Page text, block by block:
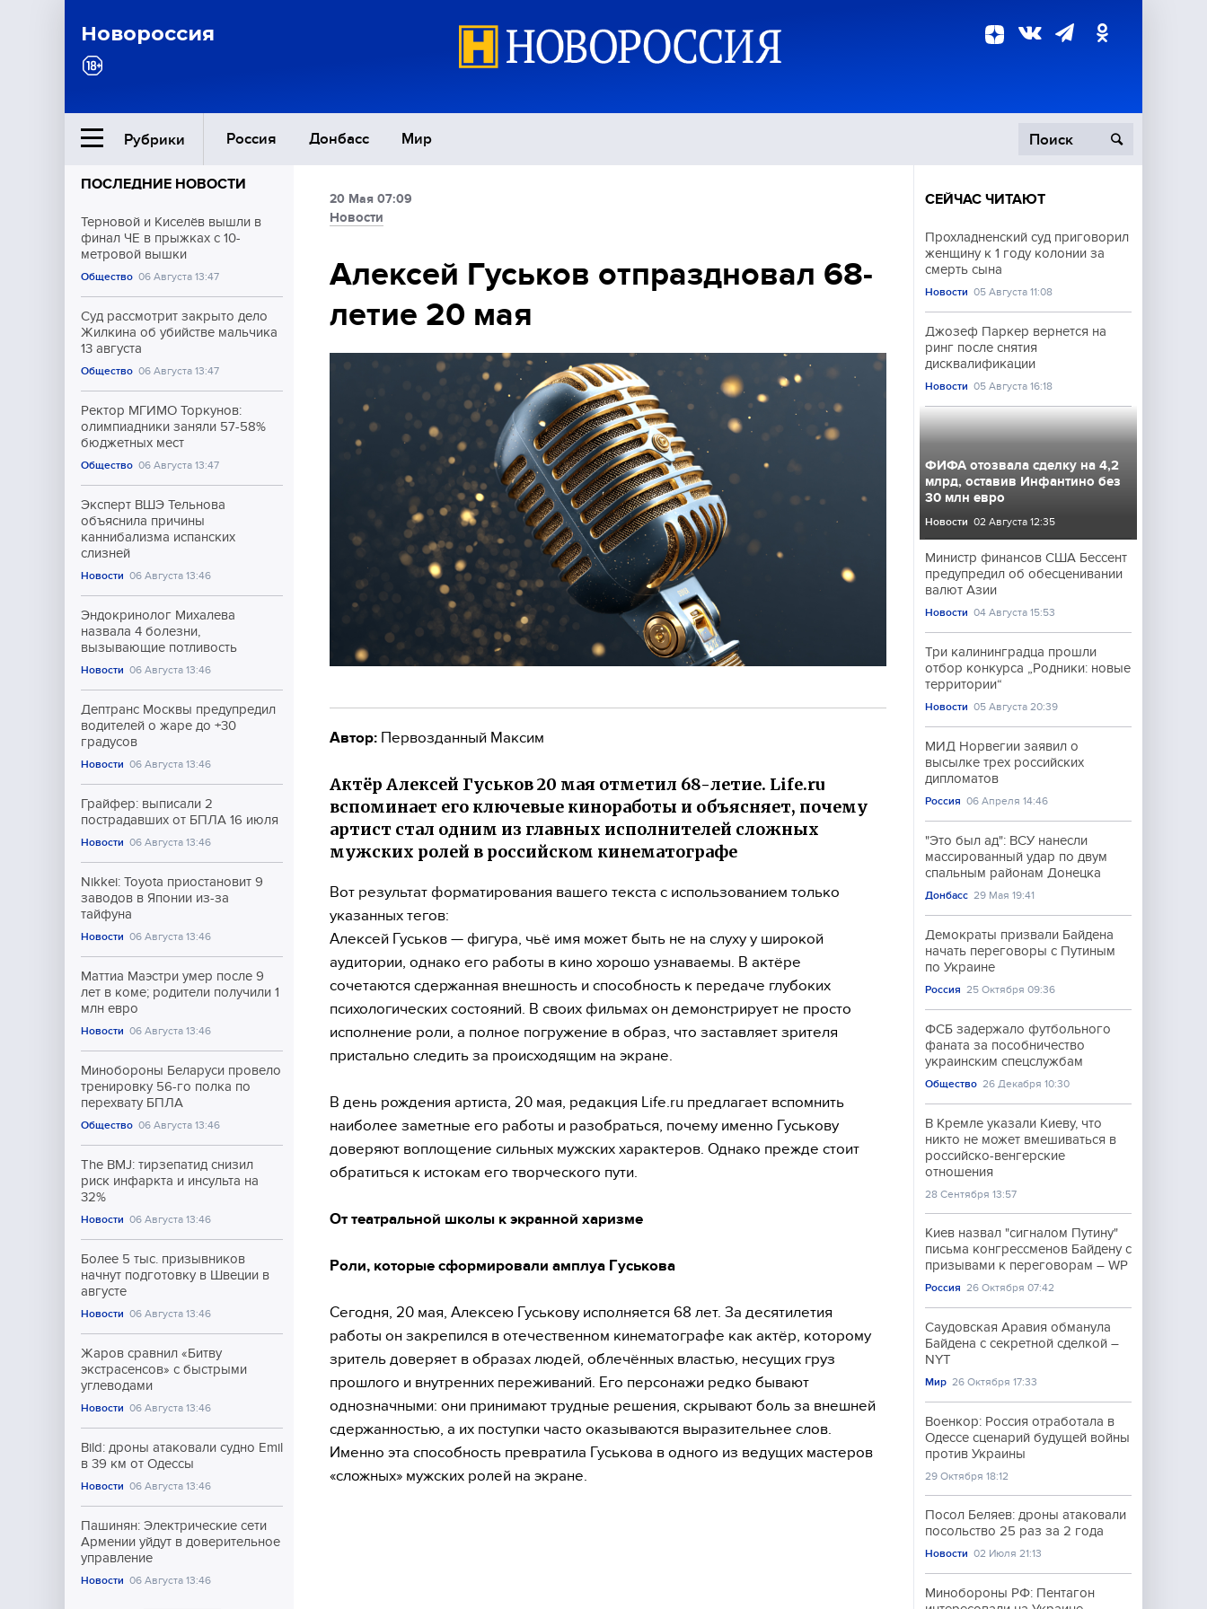
Новороссия
Рубрики Россия Донбасс Мир
Ближний Восток
Общество
Экономика
Происшествия
Культура
Спорт
ПОСЛЕДНИЕ НОВОСТИ
Терновой и Киселёв вышли в
финал ЧЕ в прыжках с 10-
метровой вышки
Общество 06 Августа 13:47
Суд рассмотрит закрыто дело
Жилкина об убийстве мальчика
13 августа
Общество 06 Августа 13:47
Ректор МГИМО Торкунов:
олимпиадники заняли 57-58%
бюджетных мест
Общество 06 Августа 13:47
Эксперт ВШЭ Тельнова
объяснила причины
каннибализма испанских
слизней
Новости 06 Августа 13:46
Эндокринолог Михалева
назвала 4 болезни,
вызывающие потливость
Новости 06 Августа 13:46
Дептранс Москвы предупредил
водителей о жаре до +30
градусов
Новости 06 Августа 13:46
Грайфер: выписали 2
пострадавших от БПЛА 16 июля
Новости 06 Августа 13:46
Nikkei: Toyota приостановит 9
заводов в Японии из-за
тайфуна
Новости 06 Августа 13:46
Маттиа Маэстри умер после 9
лет в коме; родители получили 1
млн евро
Новости 06 Августа 13:46
Минобороны Беларуси провело
тренировку 56-го полка по
перехвату БПЛА
Общество 06 Августа 13:46
The BMJ: тирзепатид снизил
риск инфаркта и инсульта на
32%
Новости 06 Августа 13:46
Более 5 тыс. призывников
начнут подготовку в Швеции в
августе
Новости 06 Августа 13:46
Жаров сравнил «Битву
экстрасенсов» с быстрыми
углеводами
Новости 06 Августа 13:46
Bild: дроны атаковали судно Emil
в 39 км от Одессы
Новости 06 Августа 13:46
Пашинян: Электрические сети
Армении уйдут в доверительное
управление
Новости 06 Августа 13:46
20 Мая 07:09
Новости
Алексей Гуськов отпраздновал 68-
летие 20 мая
Автор: Первозданный Максим
Актёр Алексей Гуськов 20 мая отметил 68-летие. Life.ru
вспоминает его ключевые киноработы и объясняет, почему
артист стал одним из главных исполнителей сложных
мужских ролей в российском кинематографе
Вот результат форматирования вашего текста с использованием только
указанных тегов:
Алексей Гуськов — фигура, чьё имя может быть не на слуху у широкой
аудитории, однако его работы в кино хорошо узнаваемы. В актёре
сочетаются сдержанная внешность и способность к передаче глубоких
психологических состояний. В своих фильмах он демонстрирует не просто
исполнение роли, а полное погружение в образ, что заставляет зрителя
пристально следить за происходящим на экране.
В день рождения артиста, 20 мая, редакция Life.ru предлагает вспомнить
наиболее заметные его работы и разобраться, почему именно Гуськову
доверяют воплощение сильных мужских характеров. Однако прежде стоит
обратиться к истокам его творческого пути.
От театральной школы к экранной харизме
Роли, которые сформировали амплуа Гуськова
Сегодня, 20 мая, Алексею Гуськову исполняется 68 лет. За десятилетия
работы он закрепился в отечественном кинематографе как актёр, которому
зритель доверяет в образах людей, облечённых властью, несущих груз
прошлого и внутренних переживаний. Его персонажи редко бывают
однозначными: они принимают трудные решения, скрывают боль за внешней
сдержанностью, а их поступки часто оказываются выразительнее слов.
Именно эта способность превратила Гуськова в одного из ведущих мастеров
«сложных» мужских ролей на экране.
СЕЙЧАС ЧИТАЮТ
Прохладненский суд приговорил
женщину к 1 году колонии за
смерть сына
Новости 05 Августа 11:08
Джозеф Паркер вернется на
ринг после снятия
дисквалификации
Новости 05 Августа 16:18
ФИФА отозвала сделку на 4,2
млрд, оставив Инфантино без
30 млн евро
Новости 02 Августа 12:35
Министр финансов США Бессент
предупредил об обесценивании
валют Азии
Новости 04 Августа 15:53
Три калининградца прошли
отбор конкурса „Родники: новые
территории“
Новости 05 Августа 20:39
МИД Норвегии заявил о
высылке трех российских
дипломатов
Россия 06 Апреля 14:46
"Это был ад": ВСУ нанесли
массированный удар по двум
спальным районам Донецка
Донбасс 29 Мая 19:41
Демократы призвали Байдена
начать переговоры с Путиным
по Украине
Россия 25 Октября 09:36
ФСБ задержало футбольного
фаната за пособничество
украинским спецслужбам
Общество 26 Декабря 10:30
В Кремле указали Киеву, что
никто не может вмешиваться в
российско-венгерские
отношения
28 Сентября 13:57
Киев назвал "сигналом Путину"
письма конгрессменов Байдену с
призывами к переговорам – WP
Россия 26 Октября 07:42
Саудовская Аравия обманула
Байдена с секретной сделкой –
NYT
Мир 26 Октября 17:33
Военкор: Россия отработала в
Одессе сценарий будущей войны
против Украины
29 Октября 18:12
Посол Беляев: дроны атаковали
посольство 25 раз за 2 года
Новости 02 Июля 21:13
Минобороны РФ: Пентагон